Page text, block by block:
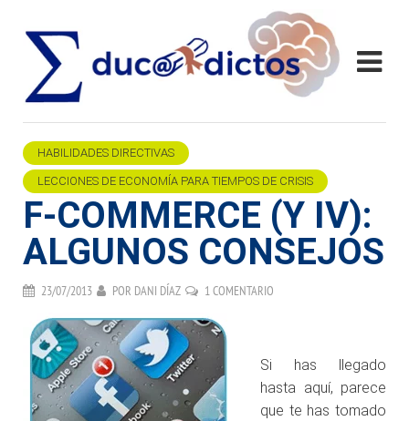
HABILIDADES DIRECTIVAS
LECCIONES DE ECONOMÍA PARA TIEMPOS DE CRISIS
F-COMMERCE (Y IV):
ALGUNOS CONSEJOS
23/07/2013 POR DANI DÍAZ 1 COMENTARIO
Si has llegado
hasta aquí, parece
que te has tomado